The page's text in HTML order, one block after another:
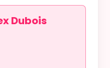
Dubois